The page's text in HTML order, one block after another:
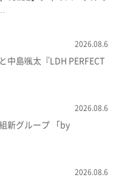
2026.08.6
中島颯太『LDH PERFECT
2026.08.6
新グループ 「by
2026.08.6